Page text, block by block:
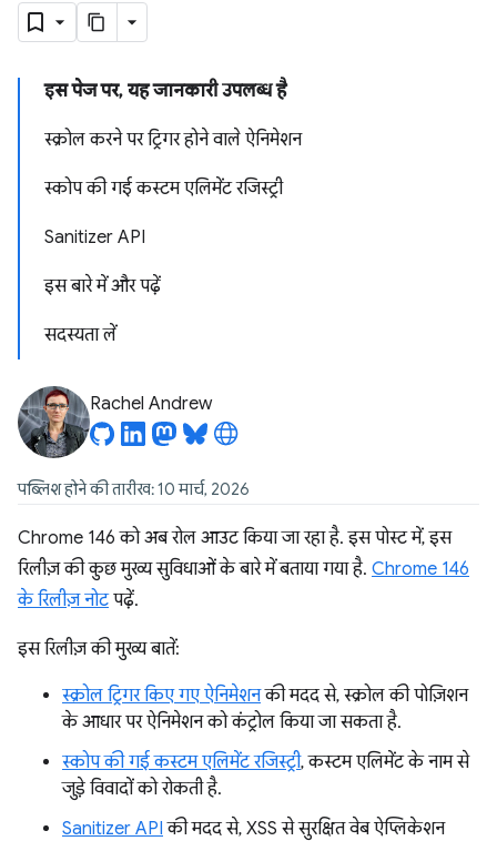
इस पेज पर, यह जानकारी उपलब्ध है
स्क्रोल करने पर ट्रिगर होने वाले ऐनिमेशन
स्कोप की गई कस्टम एलिमेंट रजिस्ट्री
Sanitizer API
इस बारे में और पढ़ें
सदस्यता लें
Rachel Andrew
पब्लिश होने की तारीख: 10 मार्च, 2026
Chrome 146 को अब रोल आउट किया जा रहा है. इस पोस्ट में, इस
रिलीज़ की कुछ मुख्य सुविधाओं के बारे में बताया गया है. Chrome 146
के रिलीज़ नोटपढ़ें.
इस रिलीज़ की मुख्य बातें:
स्क्रोल ट्रिगर किए गए ऐनिमेशनकी मदद से, स्क्रोल की पोज़िशन
के आधार पर ऐनिमेशन को कंट्रोल किया जा सकता है.
स्कोप की गई कस्टम एलिमेंट रजिस्ट्री, कस्टम एलिमेंट के नाम से
जुड़े विवादों को रोकती है.
Sanitizer API की मदद से, XSS से सुरक्षित वेब ऐप्लिकेशन